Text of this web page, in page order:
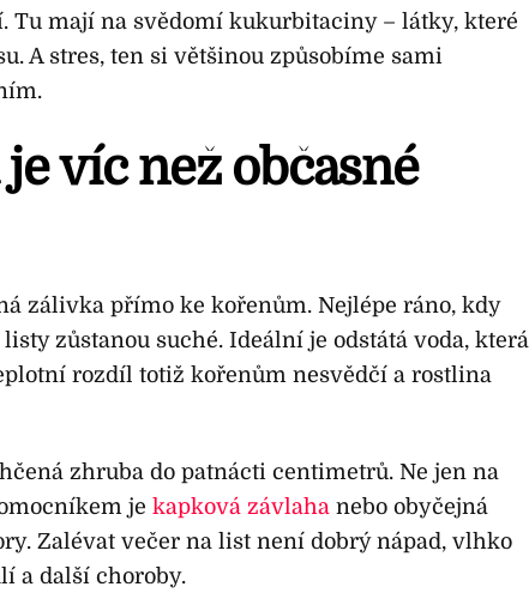
Tu mají na svědomí kukurbitaciny – látky, které
A stres, ten si většinou způsobíme sami
víc než občasné
zálivka přímo ke kořenům. Nejlépe ráno, kdy
zůstanou suché. Ideální je odstátá voda, která
rozdíl totiž kořenům nesvědčí a rostlina
zhruba do patnácti centimetrů. Ne jen na
je kapková závlahanebo obyčejná
Zalévat večer na list není dobrý nápad, vlhko
a další choroby.